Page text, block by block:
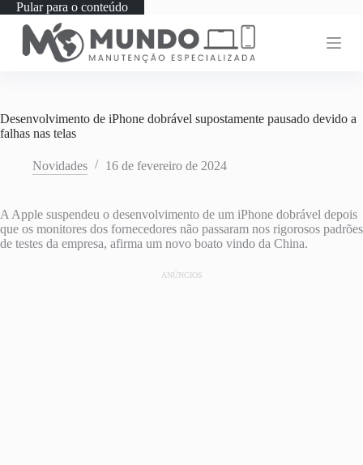
Pular para o conteúdo
Desenvolvimento de iPhone dobrável supostamente pausado devido a
falhas nas telas
Novidades 16 de fevereiro de 2024
A Apple suspendeu o desenvolvimento de um iPhone dobrável depois
que os monitores dos fornecedores não passaram nos rigorosos padrões
de testes da empresa, afirma um novo boato vindo da China.
ANÚNCIOS